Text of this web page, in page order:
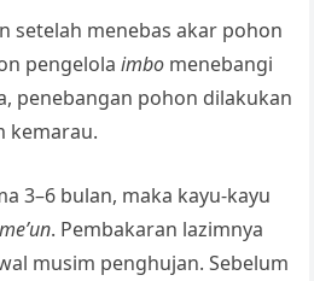
setelah menebas akar pohon
pengelolaimbo menebangi
penebangan pohon dilakukan
kemarau.
3–6 bulan, maka kayu-kayu
. Pembakaran lazimnya
musim penghujan. Sebelum